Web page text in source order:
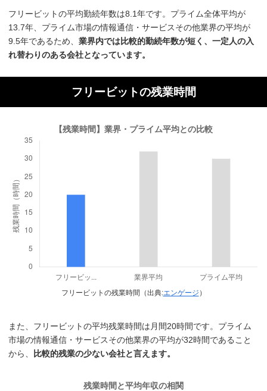
フリービットの平均勤続年数は8.1年です。プライム全体平均が
13.7年、プライム市場の情報通信・サービスその他業界の平均が
9.5年であるため、業界内では比較的勤続年数が短く、一定人の入
れ替わりのある会社となっています。
フリービットの残業時間
フリービットの残業時間（出典:エンゲージ ）
また、フリービットの平均残業時間は月間20時間です。プライム
市場の情報通信・サービスその他業界の平均が32時間であること
から、
比較的残業の少ない会社と言えます。